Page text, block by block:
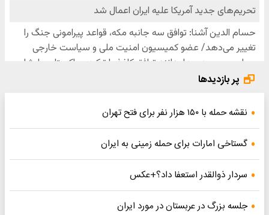
پر بازدیدها
نقشه حمله با ۱۵۰ هزار نفر برای فتح تهران
گستاخی امارات برای حمله زمینی به ایران
سردار ذوالقدر استعفا داد؟+عکس
جلسه بزرگ در عربستان در مورد ایران